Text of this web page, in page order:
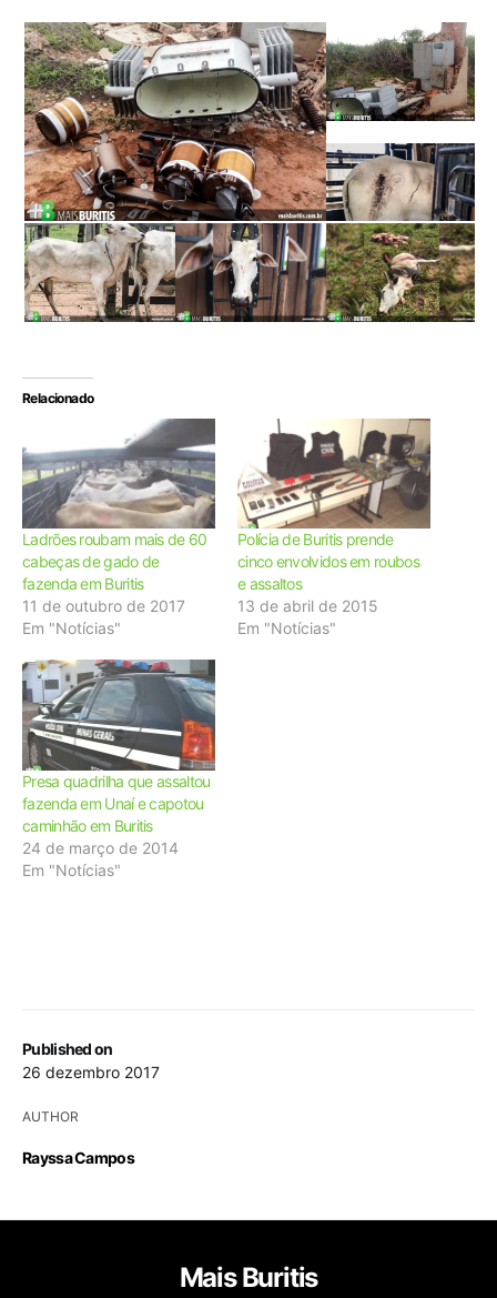
Published on
26 dezembro 2017
AUTHOR
Rayssa Campos
Relacionado
Ladrões roubam mais de 60
cabeças de gado de
fazenda em Buritis
11 de outubro de 2017
Em "Notícias"
Polícia de Buritis prende
cinco envolvidos em roubos
e assaltos
13 de abril de 2015
Em "Notícias"
Presa quadrilha que assaltou
fazenda em Unaí e capotou
caminhão em Buritis
24 de março de 2014
Em "Notícias"
Mais Buritis